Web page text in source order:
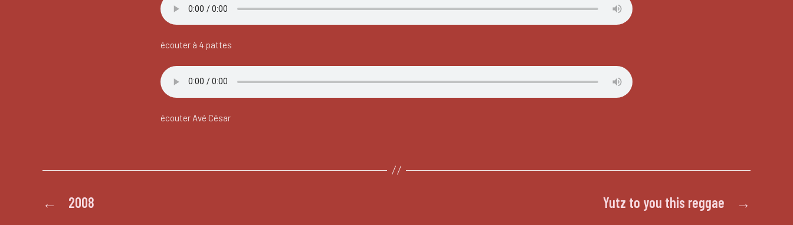
écouter à 4 pattes
écouter Avé César
← 2008 →
Yutz to you this reggae